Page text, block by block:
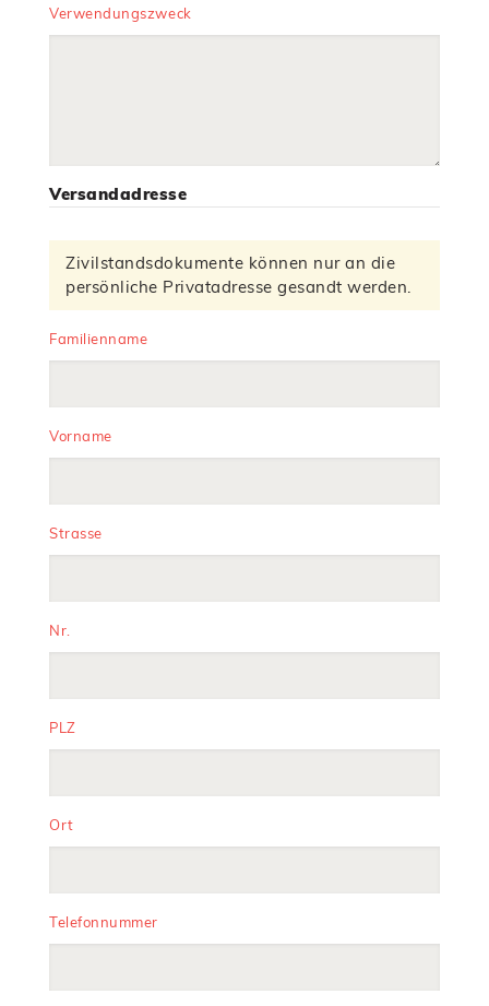
Verwendungszweck
Versandadresse
Zivilstandsdokumente können nur an die
persönliche Privatadresse gesandt werden.
Familienname
Vorname
Strasse
Nr.
PLZ
Ort
Telefonnummer